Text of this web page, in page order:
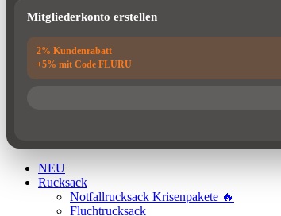
Mitgliederkonto erstellen
NEU
Rucksack
Notfallrucksack Krisenpakete 🔥
Fluchtrucksack